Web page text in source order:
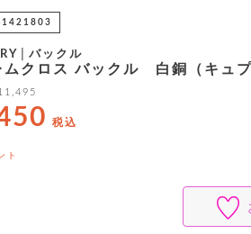
バックル
ムクロス バックル 白銅（キュ
税込
ト